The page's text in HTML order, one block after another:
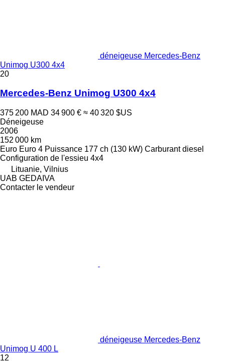
déneigeuse Mercedes-Benz
Unimog U300 4x4
20
Mercedes-Benz Unimog U300 4x4
375 200 MAD 34 900 € ≈ 40 320 $US
Déneigeuse
2006
152 000 km
Euro Euro 4 Puissance 177 ch (130 kW) Carburant diesel
Configuration de l'essieu 4x4
Lituanie, Vilnius
UAB GEDAIVA
Contacter le vendeur
déneigeuse Mercedes-Benz
Unimog U 400 L
12